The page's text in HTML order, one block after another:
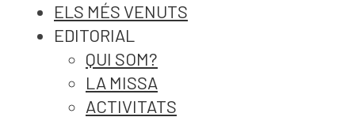
ELS MÉS VENUTS
EDITORIAL
QUI SOM?
LA MISSA
ACTIVITATS